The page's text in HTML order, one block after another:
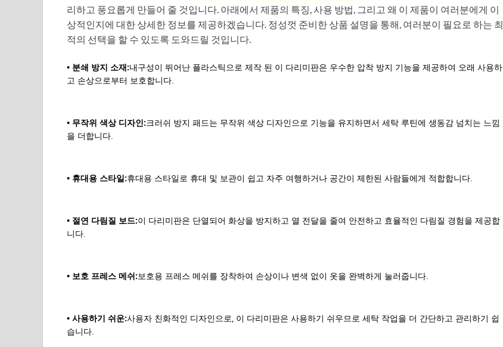
리하고 풍요롭게 만들어 줄 것입니다. 아래에서 제품의 특징, 사용 방법, 그리고 왜 이 제품이 여러분에게 이
상적인지에 대한 상세한 정보를 제공하겠습니다. 정성껏 준비한 상품 설명을 통해, 여러분이 필요로 하는 최
적의 선택을 할 수 있도록 도와드릴 것입니다.
• 분쇄 방지 소재:내구성이 뛰어난 플라스틱으로 제작 된 이 다리미판은 우수한 압착 방지 기능을 제공하여 오래 사용하
고 손상으로부터 보호합니다.
• 무작위 색상 디자인:크러쉬 방지 패드는 무작위 색상 디자인으로 기능을 유지하면서 세탁 루틴에 생동감 넘치는 느낌
을 더합니다.
• 휴대용 스타일:휴대용 스타일로 휴대 및 보관이 쉽고 자주 여행하거나 공간이 제한된 사람들에게 적합합니다.
• 절연 다림질 보드:이 다리미판은 단열되어 화상을 방지하고 열 전달을 줄여 안전하고 효율적인 다림질 경험을 제공합
니다.
• 보호 프레스 메쉬:보호용 프레스 메쉬를 장착하여 손상이나 변색 없이 옷을 완벽하게 눌러줍니다.
• 사용하기 쉬운:사용자 친화적인 디자인으로, 이 다리미판은 사용하기 쉬우므로 세탁 작업을 더 간단하고 관리하기 쉽
습니다.